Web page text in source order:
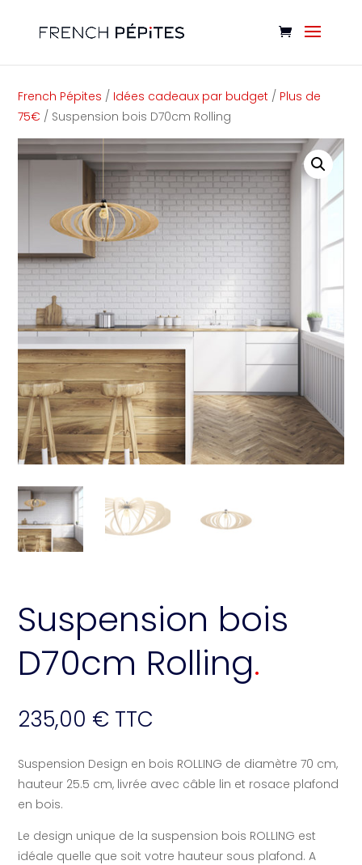
French Pépites / Idées cadeaux par budget / Plus de
75€ / Suspension bois D70cm Rolling
Suspension bois
D70cm Rolling
235,00 € TTC
Suspension Design en bois ROLLING de diamètre 70 cm,
hauteur 25.5 cm, livrée avec câble lin et rosace plafond
en bois.
Le design unique de la suspension bois ROLLING est
idéale quelle que soit votre hauteur sous plafond. A